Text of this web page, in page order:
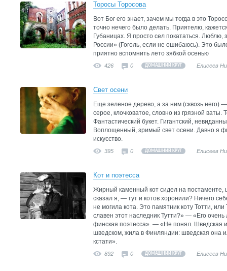
Торосы Торосова
Вот Бог его знает, зачем мы тогда в это
точно нечего было делать. Приятелю,
Губаницах. Я просто сел покататься. Люблю,
России» (Гоголь, если не ошибаюсь). Это
приятно вспомнить лето зябкой осенью
426 0 ДОМАШНИЙ КРУГ Елисеев
Свет осени
Еще зеленое дерево, а за ним (сквозь него)
серое, клочковатое, словно из грязной ваты.
Фантастический букет. Гигантский,
Воплощенный, зримый свет осени. Давно я
искусство.
395 0 ДОМАШНИЙ КРУГ Елисеев
Кот и поэтесса
Жирный каменный кот сидел на постаменте,
сказал я, — тут и котов хоронили? Ничего
не могила кота. Это памятник коту Тотти,
славен этот наследник Тутти?» — «Его
финская поэтесса». — «Не понял. Шведская
шведском, жила в Финляндии: шведская она
кстати».
892 0 ДОМАШНИЙ КРУГ Елисеев